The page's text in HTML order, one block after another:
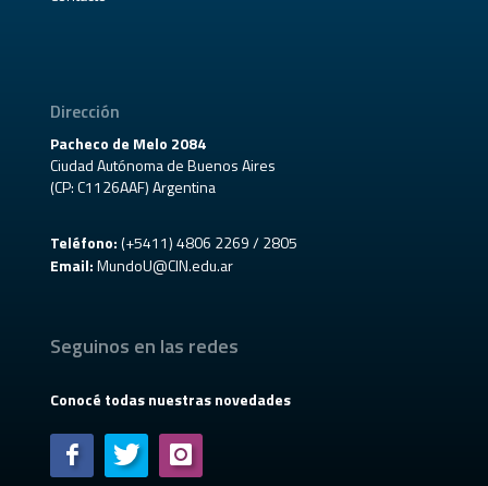
Dirección
Pacheco de Melo 2084
Ciudad Autónoma de Buenos Aires
(CP: C1126AAF) Argentina
Teléfono:(+5411) 4806 2269 / 2805
Email: MundoU@CIN.edu.ar
Seguinos en las redes
Conocé todas nuestras novedades